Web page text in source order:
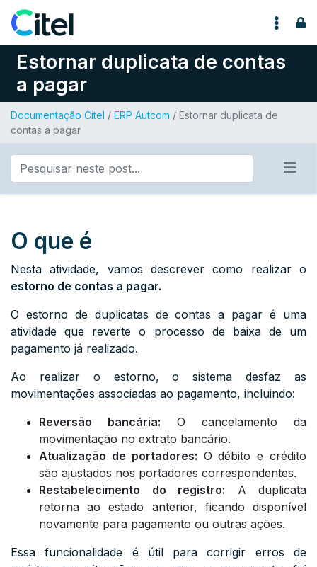
Pular para o conteúdo
Estornar duplicata de contas
a pagar
Documentação Citel / ERP Autcom / Estornar duplicata de
contas a pagar
O que é
Nesta atividade, vamos descrever como realizar o
estorno de contas a pagar.
O estorno de duplicatas de contas a pagar é uma
atividade que reverte o processo de baixa de um
pagamento já realizado.
Ao realizar o estorno, o sistema desfaz as
movimentações associadas ao pagamento, incluindo:
Reversão bancária: O cancelamento da
movimentação no extrato bancário.
Atualização de portadores: O débito e crédito
são ajustados nos portadores correspondentes.
Restabelecimento do registro: A duplicata
retorna ao estado anterior, ficando disponível
novamente para pagamento ou outras ações.
Essa funcionalidade é útil para corrigir erros de